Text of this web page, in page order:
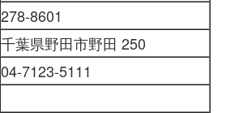
278-8601
千葉県野田市野田 250
04-7123-5111